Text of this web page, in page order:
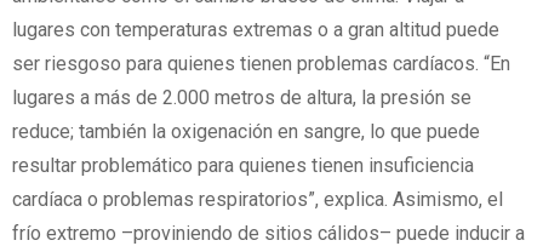
lugares con temperaturas extremas o a gran altitud puede
ser riesgoso para quienes tienen problemas cardíacos. “En
lugares a más de 2.000 metros de altura, la presión se
reduce; también la oxigenación en sangre, lo que puede
resultar problemático para quienes tienen insuficiencia
cardíaca o problemas respiratorios”, explica. Asimismo, el
frío extremo –proviniendo de sitios cálidos– puede inducir a